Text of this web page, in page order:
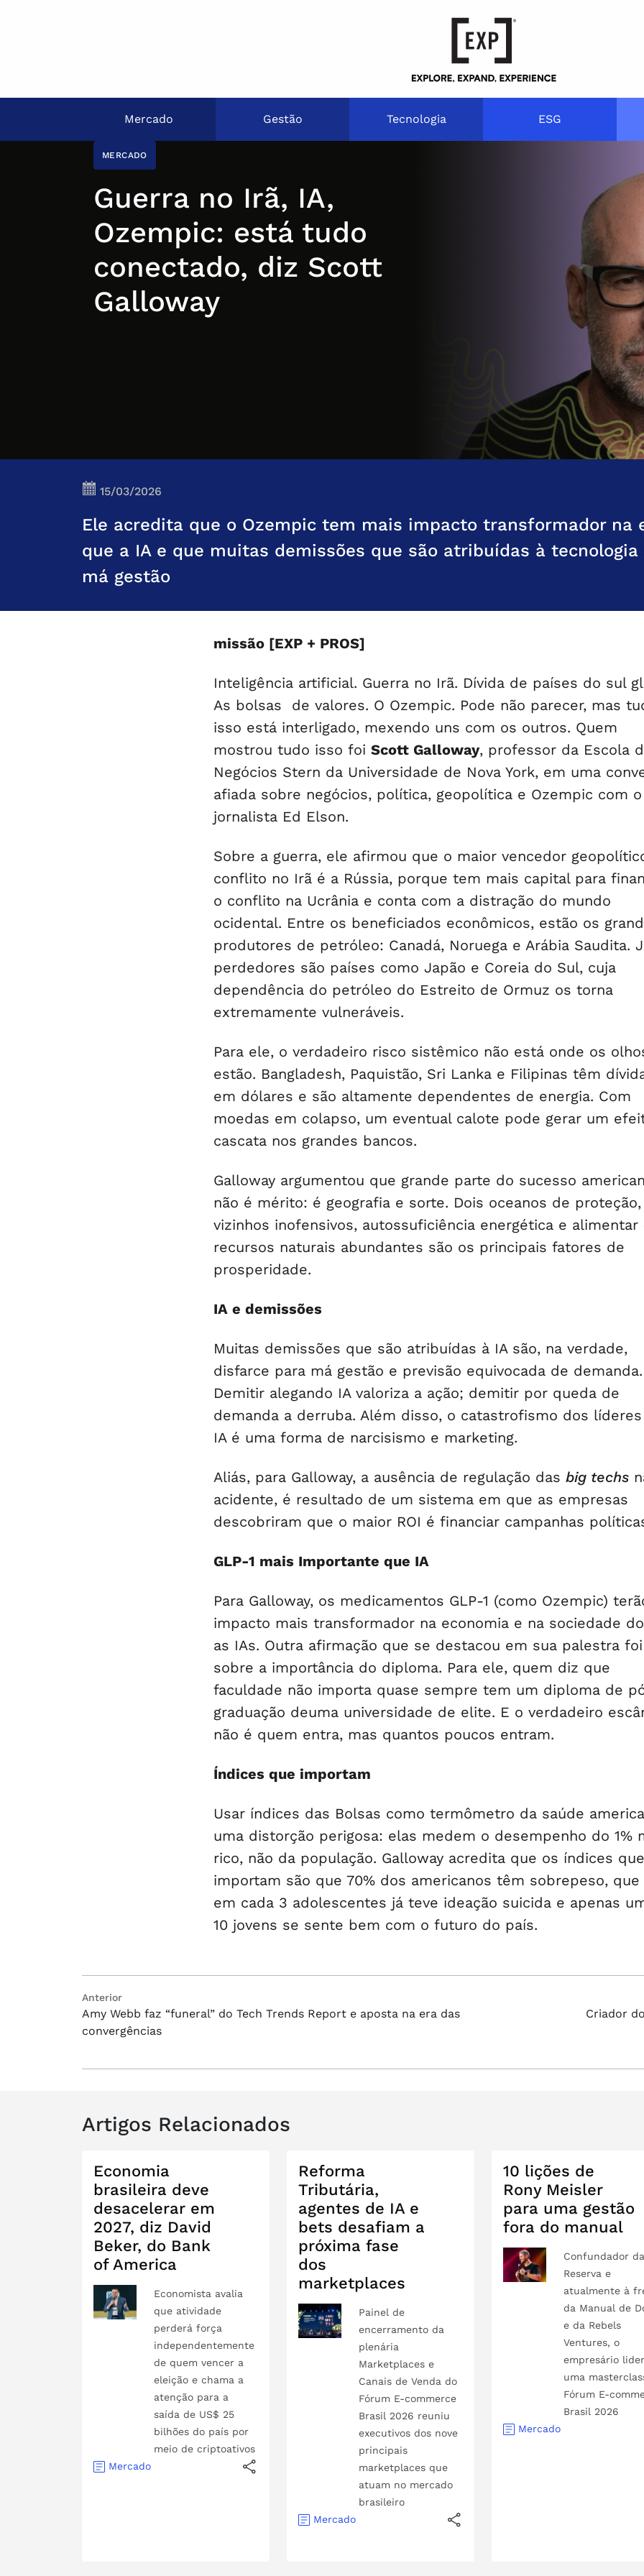
Mercado Gestão Tecnologia ESG
MERCADO
Guerra no Irã, IA,
Ozempic: está tudo
conectado, diz Scott
Galloway
15/03/2026
Ele acredita que o Ozempic tem mais impacto transformador na
que a IA e que muitas demissões que são atribuídas à
má gestão
missão [EXP + PROS]
Inteligência artificial. Guerra no Irã. Dívida de países do sul
As bolsas de valores. O Ozempic. Pode não parecer, mas
isso está interligado, mexendo uns com os outros. Quem
mostrou tudo isso foi Scott Galloway, professor da Escola
Negócios Stern da Universidade de Nova York, em uma
afiada sobre negócios, política, geopolítica e Ozempic com o
jornalista Ed Elson.
Sobre a guerra, ele afirmou que o maior vencedor
conflito no Irã é a Rússia, porque tem mais capital para
o conflito na Ucrânia e conta com a distração do mundo
ocidental. Entre os beneficiados econômicos, estão os
produtores de petróleo: Canadá, Noruega e Arábia Saudita.
perdedores são países como Japão e Coreia do Sul, cuja
dependência do petróleo do Estreito de Ormuz os torna
extremamente vulneráveis.
Para ele, o verdadeiro risco sistêmico não está onde os
estão. Bangladesh, Paquistão, Sri Lanka e Filipinas têm
em dólares e são altamente dependentes de energia. Com
moedas em colapso, um eventual calote pode gerar um
cascata nos grandes bancos.
Galloway argumentou que grande parte do sucesso
não é mérito: é geografia e sorte. Dois oceanos de proteção,
vizinhos inofensivos, autossuficiência energética e alimentar
recursos naturais abundantes são os principais fatores de
prosperidade.
IA e demissões
Muitas demissões que são atribuídas à IA são, na verdade,
disfarce para má gestão e previsão equivocada de demanda.
Demitir alegando IA valoriza a ação; demitir por queda de
demanda a derruba. Além disso, o catastrofismo dos
IA é uma forma de narcisismo e marketing.
Aliás, para Galloway, a ausência de regulação das big techs
acidente, é resultado de um sistema em que as empresas
descobriram que o maior ROI é financiar campanhas
GLP-1 mais Importante que IA
Para Galloway, os medicamentos GLP-1 (como Ozempic)
impacto mais transformador na economia e na sociedade
as IAs. Outra afirmação que se destacou em sua palestra foi
sobre a importância do diploma. Para ele, quem diz que
faculdade não importa quase sempre tem um diploma de
graduação deuma universidade de elite. E o verdadeiro
não é quem entra, mas quantos poucos entram.
Índices que importam
Usar índices das Bolsas como termômetro da saúde
uma distorção perigosa: elas medem o desempenho do 1%
rico, não da população. Galloway acredita que os índices que
importam são que 70% dos americanos têm sobrepeso, que
em cada 3 adolescentes já teve ideação suicida e apenas
10 jovens se sente bem com o futuro do país.
Navegação
de
Anterior
Post
anterior:
Amy Webb faz “funeral” do Tech Trends Report e aposta na era das
convergências
Criador
Artigos Relacionados
Economia
brasileira deve
desacelerar em
2027, diz David
Beker, do Bank
of America
Economista avalia
que atividade
perderá força
independentemente
de quem vencer a
eleição e chama a
atenção para a
saída de US$ 25
bilhões do país por
meio de criptoativos
Mercado
Reforma
Tributária,
agentes de IA e
bets desafiam a
próxima fase
dos
marketplaces
Painel de
encerramento da
plenária
Marketplaces e
Canais de Venda do
Fórum E-commerce
Brasil 2026 reuniu
executivos dos nove
principais
marketplaces que
atuam no mercado
brasileiro
Mercado
10 lições de
Rony Meisler
para uma gestão
fora do manual
Confundador da
Reserva e
atualmente à
da Manual de
e da Rebels
Ventures, o
empresário
uma
Fórum E-
Brasil 2026
Mercado